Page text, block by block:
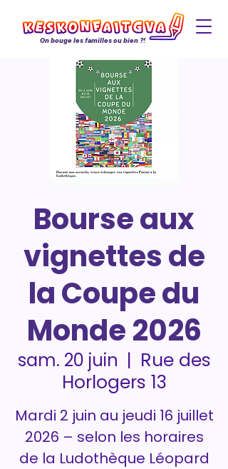
On bouge les familles ou bien ?!
Bourse aux
vignettes de
la Coupe du
Monde 2026
sam. 20 juin
  |
Rue des
Horlogers 13
Mardi 2 juin au jeudi 16 juillet
2026 – selon les horaires
de la Ludothèque Léopard